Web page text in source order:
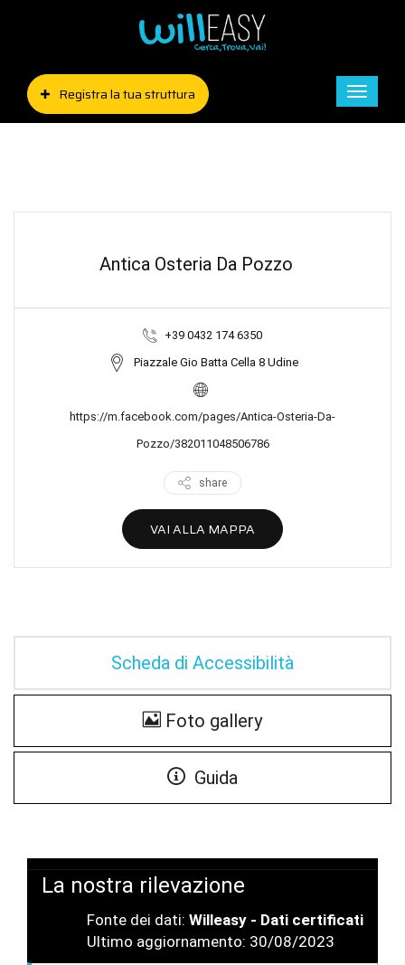
Registra la tua struttura
Toggle
Antica Osteria Da Pozzo
+39 0432 174 6350
Piazzale Gio Batta Cella 8 Udine
https://m.facebook.com/pages/Antica-Osteria-Da-
Pozzo/382011048506786
share
VAI ALLA MAPPA
Scheda di Accessibilità
Foto gallery
Guida
La nostra rilevazione
Fonte dei dati: Willeasy - Dati certificati
Ultimo aggiornamento: 30/08/2023